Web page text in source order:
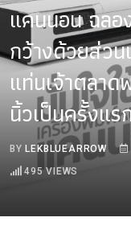
แคนนอน ฉลอ
กว้างด้วยส่ว
แท่นเจ้าตลา
นิ้วเป็นครั้งแร
BYLEKBLUEARROW
495VIEWS